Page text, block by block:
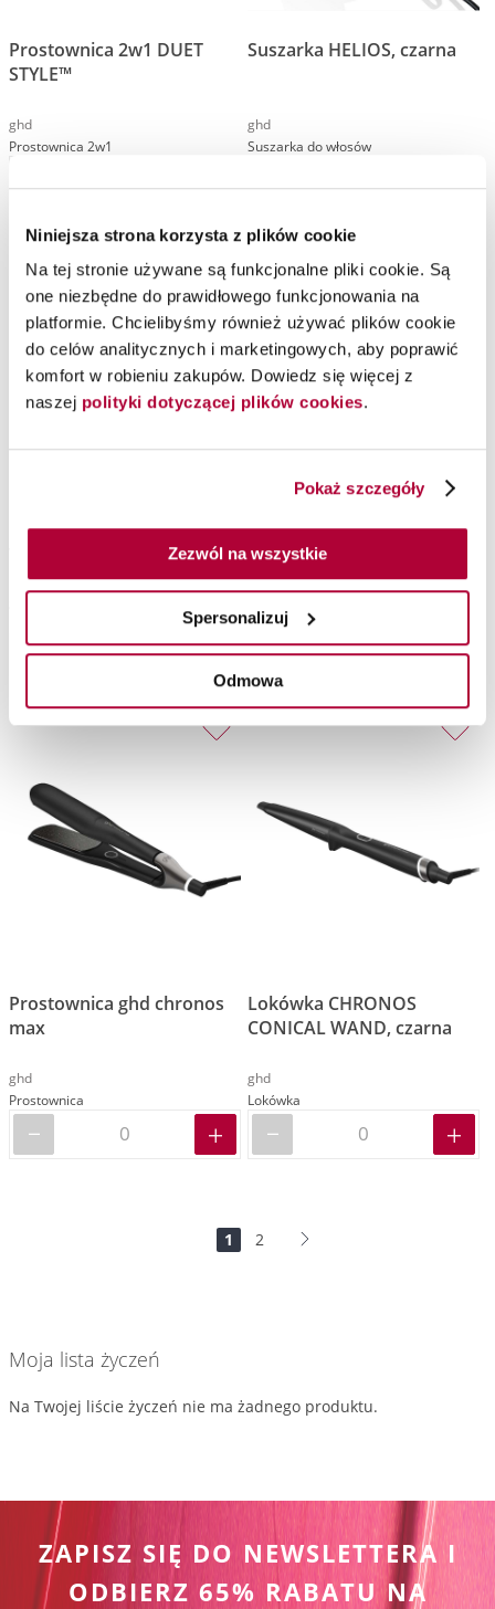
Niniejsza strona korzysta z plików cookie
Na tej stronie używane są funkcjonalne pliki cookie. Są
one niezbędne do prawidłowego funkcjonowania na
platformie. Chcielibyśmy również używać plików cookie
do celów analitycznych i marketingowych, aby poprawić
komfort w robieniu zakupów. Dowiedz się więcej z
naszej polityki dotyczącej plików cookies.
Pokaż szczegóły
Zezwól na wszystkie
Spersonalizuj
Odmowa
Prostownica 2w1 DUET
STYLE™
ghd
Prostownica 2w1
Suszarka HELIOS, czarna
ghd
Suszarka do włosów
Lokówka creative curl
Prostownica MINI 2.0
czarna
Prostownica
Prostownica ghd chronos
max
ghd
Prostownica
Lokówka CHRONOS
CONICAL WAND, czarna
ghd
Lokówka
Strona
Jesteś
1 Strona
2
Moja lista życzeń
Na Twojej liście życzeń nie ma żadnego produktu.
ZAPISZ SIĘ DO NEWSLETTERA I
ODBIERZ 65% RABATU NA